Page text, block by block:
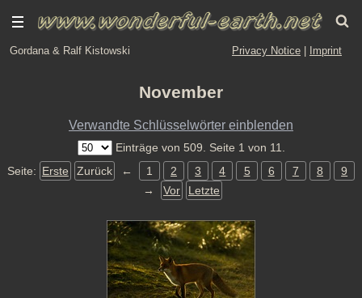
Gordana & Ralf Kistowski Privacy Notice Imprint
November
Verwandte Schlüsselwörter einblenden
Einträge von 509. Seite 1 von 11.
Seite: Erste Zurück ← 1 2 3 4 5 6 7 8
9
→
Vor Letzte